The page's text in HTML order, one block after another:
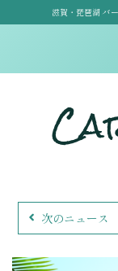
滋賀・琵琶湖 バ
次のニュース